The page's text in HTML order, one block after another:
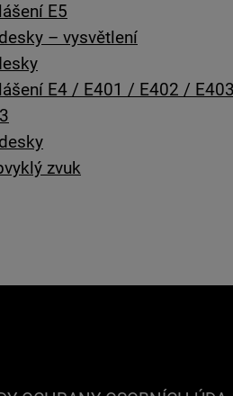
E5
– vysvětlení
E4 / E401 / E402 /
zvuk